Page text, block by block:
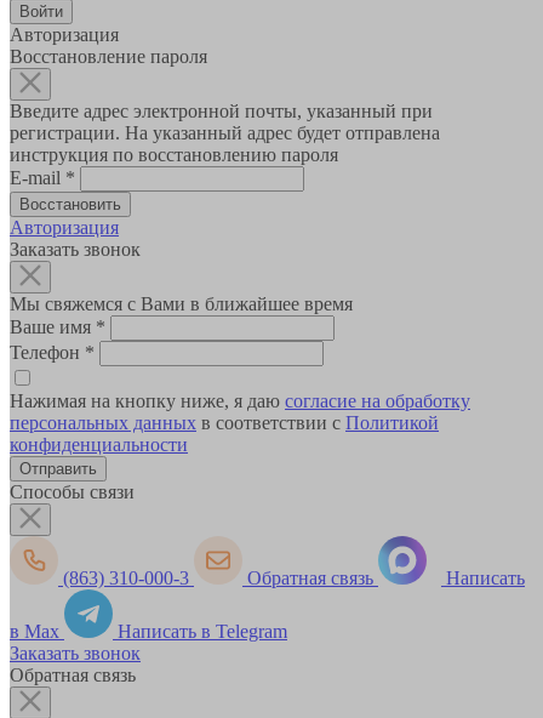
Авторизация
Восстановление пароля
Введите адрес электронной почты, указанный при
регистрации. На указанный адрес будет отправлена
инструкция по восстановлению пароля
E-mail *
Авторизация
Заказать звонок
Мы свяжемся с Вами в ближайшее время
Ваше имя *
Телефон *
Нажимая на кнопку ниже, я даю согласие на обработку
персональных данных в соответствии с Политикой
конфиденциальности
Способы связи
(863) 310-000-3 Обратная связь Написать
в Max
Написать в Telegram
Заказать звонок
Обратная связь